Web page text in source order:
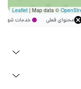
| Map data ©
محتوای فعلی خدمات